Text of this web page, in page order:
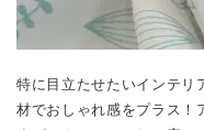
特に目立たせたいインテリ
材でおしゃれ感をプラス！